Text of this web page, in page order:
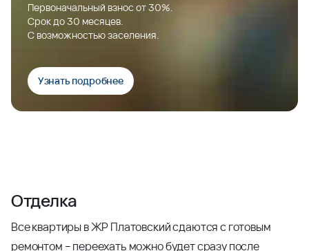
Первоначальный взнос от 30%.
Срок до 30 месяцев.
С возможностью заселения.
Узнать подробнее
Отделка
Все квартиры в ЖР Платовский сдаются с готовым
ремонтом – переехать можно будет сразу после